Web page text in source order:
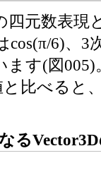
元数表現
cos(π/6)、3
ます(図
比べると
る